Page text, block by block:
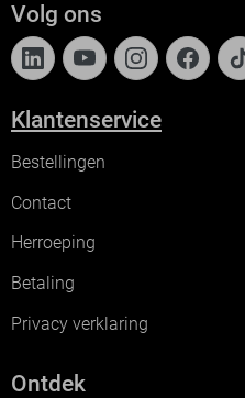
Volg ons
Klantenservice
Bestellingen
Contact
Herroeping
Betaling
Privacy verklaring
Ontdek